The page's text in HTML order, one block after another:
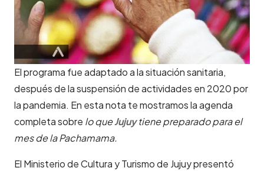
El programa fue adaptado a la situación sanitaria,
después de la suspensión de actividades en 2020 por
la pandemia. En esta nota te mostramos la agenda
completa sobre loqueJujuytiene preparado para el
mes de la Pachamama.
El Ministerio de Cultura y Turismo de Jujuy presentó